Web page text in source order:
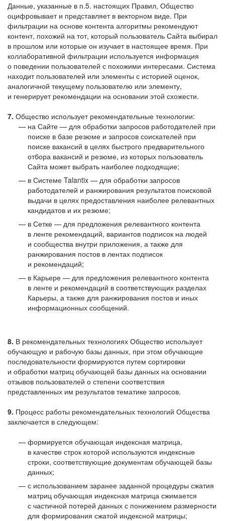
Данные, указанные в п.5. настоящих Правил, Общество
оцифровывает и представляет в векторном виде. При
фильтрации на основе контента алгоритмы рекомендуют
контент, похожий на тот, который пользователь Сайта выбирал
в прошлом или которые он изучает в настоящее время. При
коллаборативной фильтрации используется информация
о поведении пользователей с похожими интересами. Система
находит пользователей или элементы с историей оценок,
аналогичной текущему пользователю или элементу,
и генерирует рекомендации на основании этой схожести.
7. Общество использует рекомендательные технологии:
на Сайте — для обработки запросов работодателей при
поиске в базе резюме и запросов соискателей при
поиске вакансий в целях быстрого предварительного
отбора вакансий и резюме, из которых пользователь
Сайта может выбрать наиболее подходящие;
в Системе Talantix — для обработки запросов
работодателей и ранжирования результатов поисковой
выдачи в целях предоставления наиболее релевантных
кандидатов и их резюме;
в Сетке — для предложения релевантного контента
в ленте рекомендаций, вариантов подписок на людей
и сообщества внутри приложения, а также для
ранжирования постов в лентах подписок
и рекомендаций;
в Карьере — для предложения релевантного контента
в ленте и рекомендаций в соответствующих разделах
Карьеры, а также для ранжирования постов и иных
информационных сообщений.
8. В рекомендательных технологиях Общество использует
обучающую и рабочую базы данных, при этом обучающие
последовательности формируются путем сортировки
и обработки матриц обучающей базы данных на основании
отзывов пользователей о степени соответствия
представленных им результатов тематике запросов.
9. Процесс работы рекомендательных технологий Общества
заключается в следующем:
формируется обучающая индексная матрица,
в качестве строк которой используются индексные
строки, соответствующие документам обучающей базы
данных;
с использованием заранее заданной процедуры сжатия
матриц обучающая индексная матрица сжимается
с частичной потерей данных с понижением размерности
для формирования сжатой индексной матрицы;